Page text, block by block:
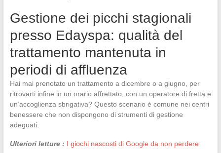
Gestione dei picchi stagionali
presso Edayspa: qualità del
trattamento mantenuta in
periodi di affluenza
Hai mai prenotato un trattamento a dicembre o a giugno, per
ritrovarti infine in un orario affrettato, con un operatore di fretta e
un’accoglienza sbrigativa? Questo scenario è comune nei centri
benessere che non dispongono di strumenti di gestione
adeguati.
Ulteriori letture : I giochi nascosti di Google da non perdere